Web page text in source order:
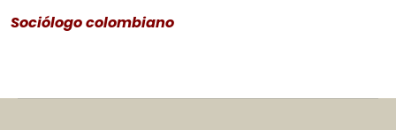
Sociólogo colombiano